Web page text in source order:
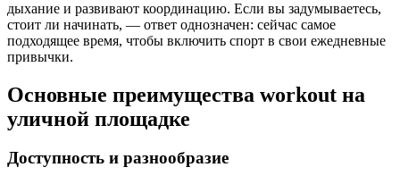
дыхание и развивают координацию. Если вы задумываетесь,
стоит ли начинать, — ответ однозначен: сейчас самое
подходящее время, чтобы включить спорт в свои ежедневные
привычки.
Основные преимущества workout на
уличной площадке
Доступность и разнообразие